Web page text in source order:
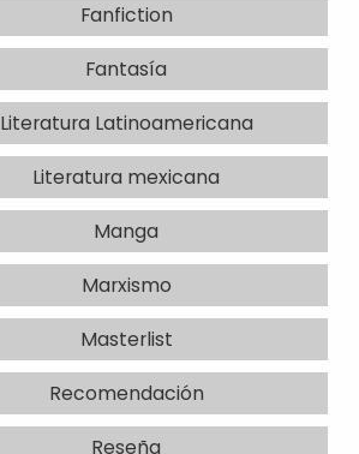
Fanfiction
Fantasía
Literatura Latinoamericana
Literatura mexicana
Manga
Marxismo
Masterlist
Recomendación
Reseña